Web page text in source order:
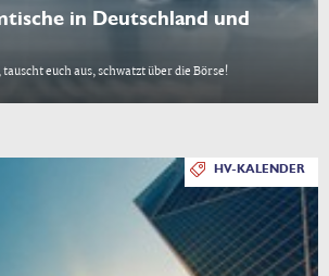
in Deutschland und
euch aus, schwatzt über die Börse!
HV-KALENDER